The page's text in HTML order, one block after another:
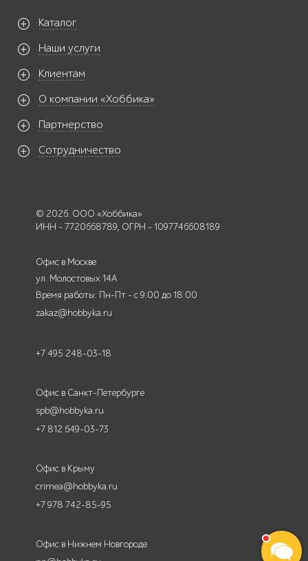
Каталог
Наши услуги
Клиентам
О компании «Хоббика»
Партнерство
Сотрудничество
© 2026. ООО «Хоббика»
ИНН - 7720668789, ОГРН - 1097746608189
Офис в Москве
ул. Молостовых 14А
Время работы: Пн-Пт - с 9:00 до 18:00
zakaz@hobbyka.ru
+7 495 248-03-18
Офис в Санкт-Петербурге
spb@hobbyka.ru
+7 812 649-03-73
Офис в Крыму
crimea@hobbyka.ru
+7 978 742-85-95
Офис в Нижнем Новгороде